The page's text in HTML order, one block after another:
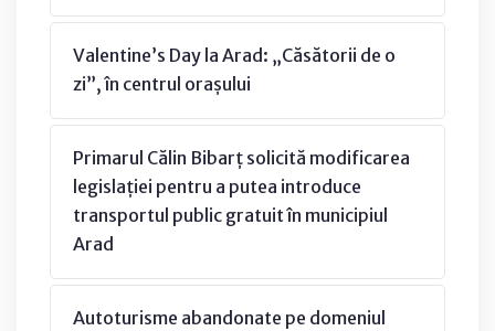
Valentine’s Day la Arad: „Căsătorii de o
zi”, în centrul orașului
Primarul Călin Bibarț solicită modificarea
legislației pentru a putea introduce
transportul public gratuit în municipiul
Arad
Autoturisme abandonate pe domeniul